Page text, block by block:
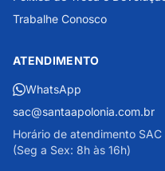
Trabalhe Conosco
ATENDIMENTO
WhatsApp
sac@santaapolonia.com.br
Horário de atendimento SAC
(Seg a Sex: 8h às 16h)